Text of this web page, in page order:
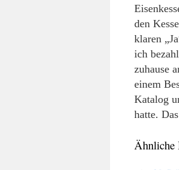
den
klaren
ich
zuhause
einem
Katalog
hatte.
Ähnliche